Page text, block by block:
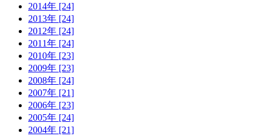
2014年 [24]
2013年 [24]
2012年 [24]
2011年 [24]
2010年 [23]
2009年 [23]
2008年 [24]
2007年 [21]
2006年 [23]
2005年 [24]
2004年 [21]